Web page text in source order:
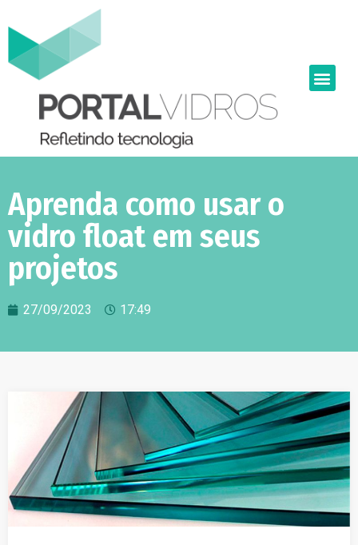
Aprenda como usar o
vidro float em seus
projetos
27/09/2023 17:49